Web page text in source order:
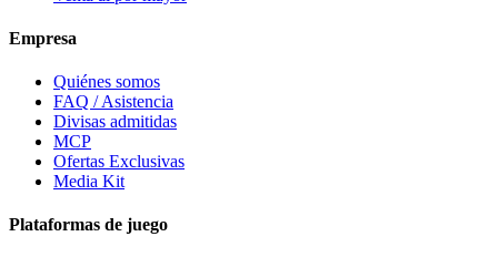
Empresa
Quiénes somos
FAQ / Asistencia
Divisas admitidas
MCP
Ofertas Exclusivas
Media Kit
Plataformas de juego